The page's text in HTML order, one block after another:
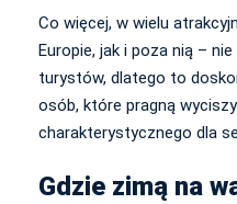
Co więcej, w wielu
Europie, jak i poza nią –
turystów, dlatego to
osób, które pragną
charakterystycznego dla
Gdzie zimą na